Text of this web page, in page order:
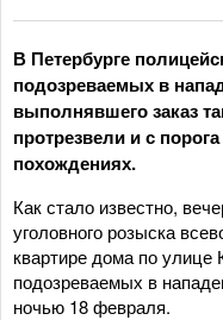
В Петербурге
подозреваемых в
выполнявшего заказ
протрезвели и с
похождениях.
Как стало известно,
уголовного розыска
квартире дома по улице
подозреваемых в
ночью 18 февраля.